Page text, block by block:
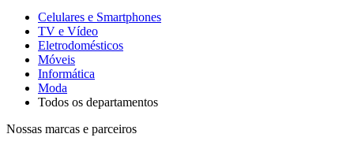
Celulares e Smartphones
TV e Vídeo
Eletrodomésticos
Móveis
Informática
Moda
Todos os departamentos
Nossas marcas e parceiros